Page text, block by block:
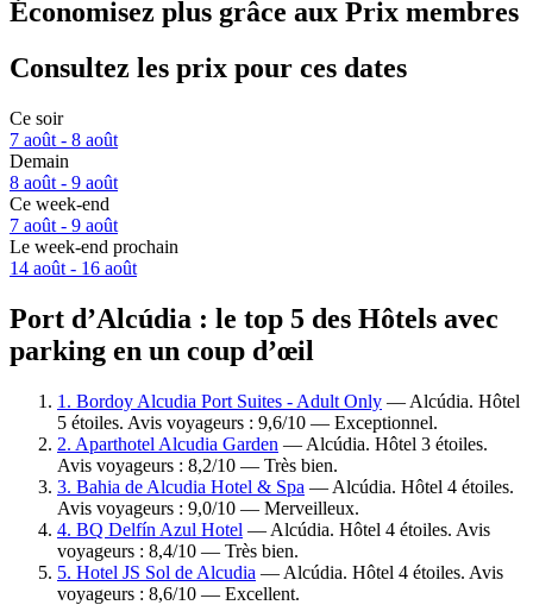
Économisez plus grâce aux Prix membres
Consultez les prix pour ces dates
Ce soir
7 août - 8 août
Demain
8 août - 9 août
Ce week-end
7 août - 9 août
Le week-end prochain
14 août - 16 août
Port d’Alcúdia : le top 5 des Hôtels avec
parking en un coup d’œil
1. Bordoy Alcudia Port Suites - Adult Only — Alcúdia. Hôtel
5 étoiles. Avis voyageurs : 9,6/10 — Exceptionnel.
2. Aparthotel Alcudia Garden — Alcúdia. Hôtel 3 étoiles.
Avis voyageurs : 8,2/10 — Très bien.
3. Bahia de Alcudia Hotel & Spa — Alcúdia. Hôtel 4 étoiles.
Avis voyageurs : 9,0/10 — Merveilleux.
4. BQ Delfín Azul Hotel — Alcúdia. Hôtel 4 étoiles. Avis
voyageurs : 8,4/10 — Très bien.
5. Hotel JS Sol de Alcudia — Alcúdia. Hôtel 4 étoiles. Avis
voyageurs : 8,6/10 — Excellent.